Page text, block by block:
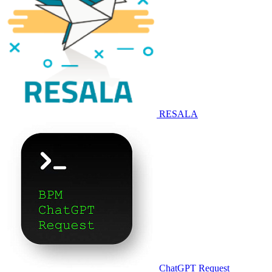
RESALA
ChatGPT Request